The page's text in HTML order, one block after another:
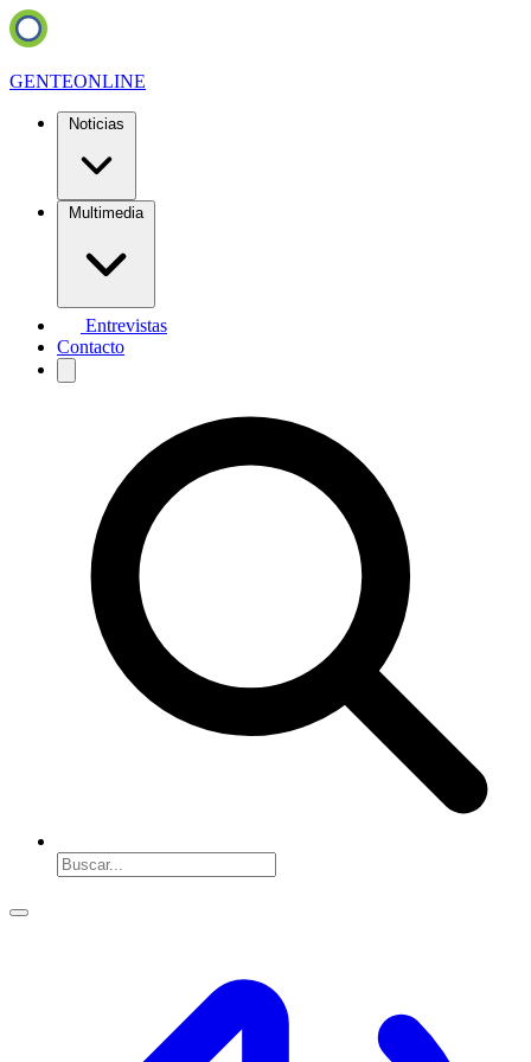
GENTEONLINE
Noticias
Multimedia
Entrevistas
Contacto